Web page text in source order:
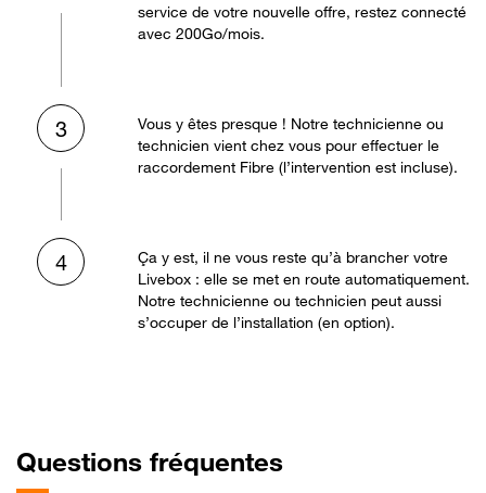
service de votre nouvelle offre, restez connecté
avec 200Go/mois.
3
Vous y êtes presque ! Notre technicienne ou
technicien vient chez vous pour effectuer le
raccordement Fibre (l’intervention est incluse).
4
Ça y est, il ne vous reste qu’à brancher votre
Livebox : elle se met en route automatiquement.
Notre technicienne ou technicien peut aussi
s’occuper de l’installation (en option).
Questions fréquentes